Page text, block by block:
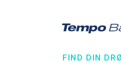
FIND DIN